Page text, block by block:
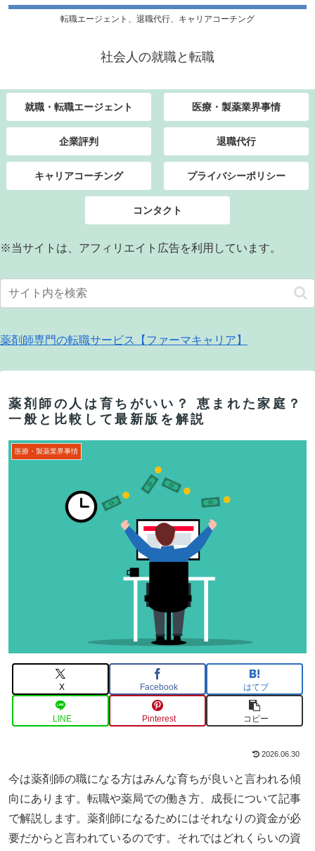
転職エージェント、退職代行、キャリアコーチング
社会人の就職と転職
就職・転職エージェント 医療・製薬業界事情
企業評判 退職代行
キャリアコーチング プライバシーポリシー
コンタクト
※当サイトは、アフィリエイト広告を利用しています。
薬剤師専門の転職サービス【ファーマキャリア】
薬剤師の人は育ちがいい？ 恵まれた家庭？
一般と比較して最新版を解説
医療・製薬業界事情
X Facebook はてブ
LINE Pinterest コピー
2026.06.30
今は薬剤師の職になる方はみんな育ちが良いと言われる傾
向にあります。転職や薬局での働き方、成長について記事
で解説します。薬剤師になるためにはそれなりの資金が必
要だからと言われているのです。それではどれくらいの資